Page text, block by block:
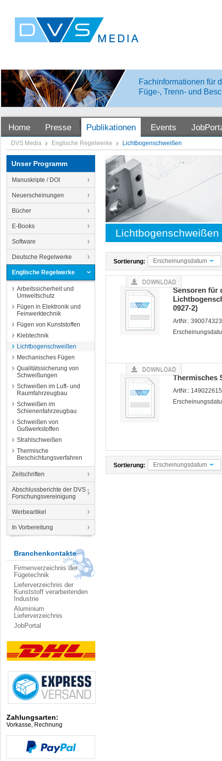
Fachinformationen für
Füge-, Trenn- und
Home Presse Publikationen Events
DVS Media Englische Regelwerke Lichtbogenschweißen
Unser Programm
Manuskripte / DOI
Neuerscheinungen
Bücher
E-Books
Software
Deutsche Regelwerke
Englische Regelwerke
Arbeitssicherheit und
Umweltschutz
Fügen in Elektronik und
Feinwerktechnik
Fügen von Kunststoffen
Klebtechnik
Lichtbogenschweißen
Mechanisches Fügen
Qualitätssicherung von
Schweißungen
Schweißen im Luft- und
Raumfahrzeugbau
Schweißen im
Schienenfahrzeugbau
Schweißen von
Gußwerkstoffen
Strahlschweißen
Thermische
Beschichtungsverfahren
Zeitschriften
Abschlussberichte der DVS -
Forschungsvereinigung
Werbeartikel
In Vorbereitung
Branchenkontakte
Firmenverzeichnis der
Fügetechnik
Lieferverzeichnis der
Kunststoff verarbeitenden
Industrie
Aluminium
Lieferverzeichnis
JobPortal
Zahlungsarten:
Vorkasse, Rechnung
Lichtbogenschweißen
Sortierung: Erscheinungsdatum
Sensoren für
0927-2)
ArtNr.:
Thermisches
ArtNr.:
Sortierung: Erscheinungsdatum